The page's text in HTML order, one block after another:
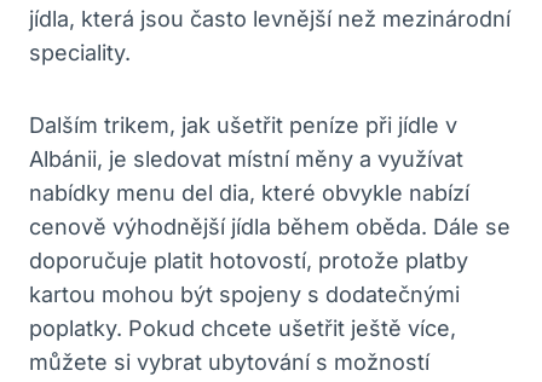
jídla, která jsou často levnější než mezinárodní
speciality.
Dalším trikem, jak ušetřit peníze při jídle v
Albánii, je sledovat místní měny a využívat
nabídky menu del dia, které obvykle nabízí
cenově výhodnější jídla během oběda. Dále se
doporučuje platit hotovostí, protože platby
kartou mohou být spojeny s dodatečnými
poplatky. Pokud chcete ušetřit ještě více,
můžete si vybrat ubytování s možností